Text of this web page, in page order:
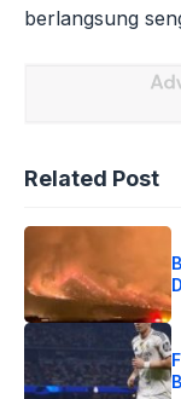
berlangsung
Related Post